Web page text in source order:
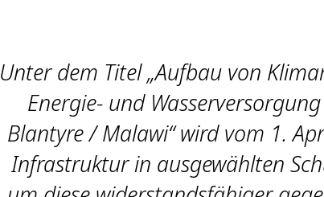
Unter dem Titel „Aufbau von
Energie- und
Blantyre / Malawi“ wird vom 1.
Infrastruktur in ausgewählten